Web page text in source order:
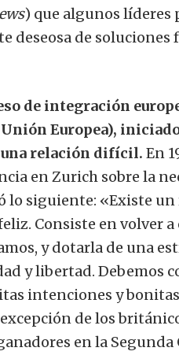
) que algunos líderes
deseosa de soluciones
de integración
Europea),
una relación difícil. En
en Zurich sobre la
lo siguiente: «Existe
Consiste en volver
y dotarla de una
y libertad. Debemos
intenciones y
de los
en la